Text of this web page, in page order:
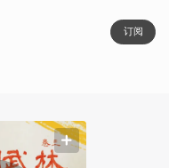
订阅